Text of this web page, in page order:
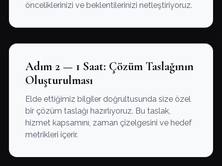
önceliklerinizi ve beklentilerinizi netleştiriyoruz.
Adım 2 — 1 Saat: Çözüm Taslağının
Oluşturulması
Elde ettiğimiz bilgiler doğrultusunda size özel
bir çözüm taslağı hazırlıyoruz. Bu taslak,
hizmet kapsamını, zaman çizelgesini ve hedef
metrikleri içerir.